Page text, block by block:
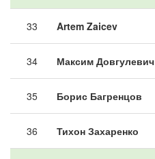
33 Artem Zaicev
34 Максим Довгулевич
35 Борис Багренцов
36 Тихон Захаренко